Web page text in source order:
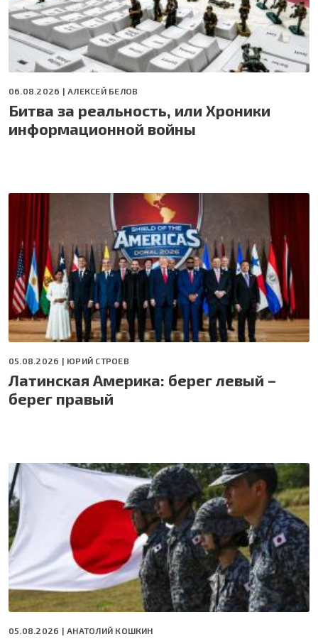
06.08.2026 | АЛЕКСЕЙ БЕЛОВ
Битва за реальность, или Хроники
информационной войны
05.08.2026 | ЮРИЙ СТРОЕВ
Латинская Америка: берег левый –
берег правый
05.08.2026 | АНАТОЛИЙ КОШКИН